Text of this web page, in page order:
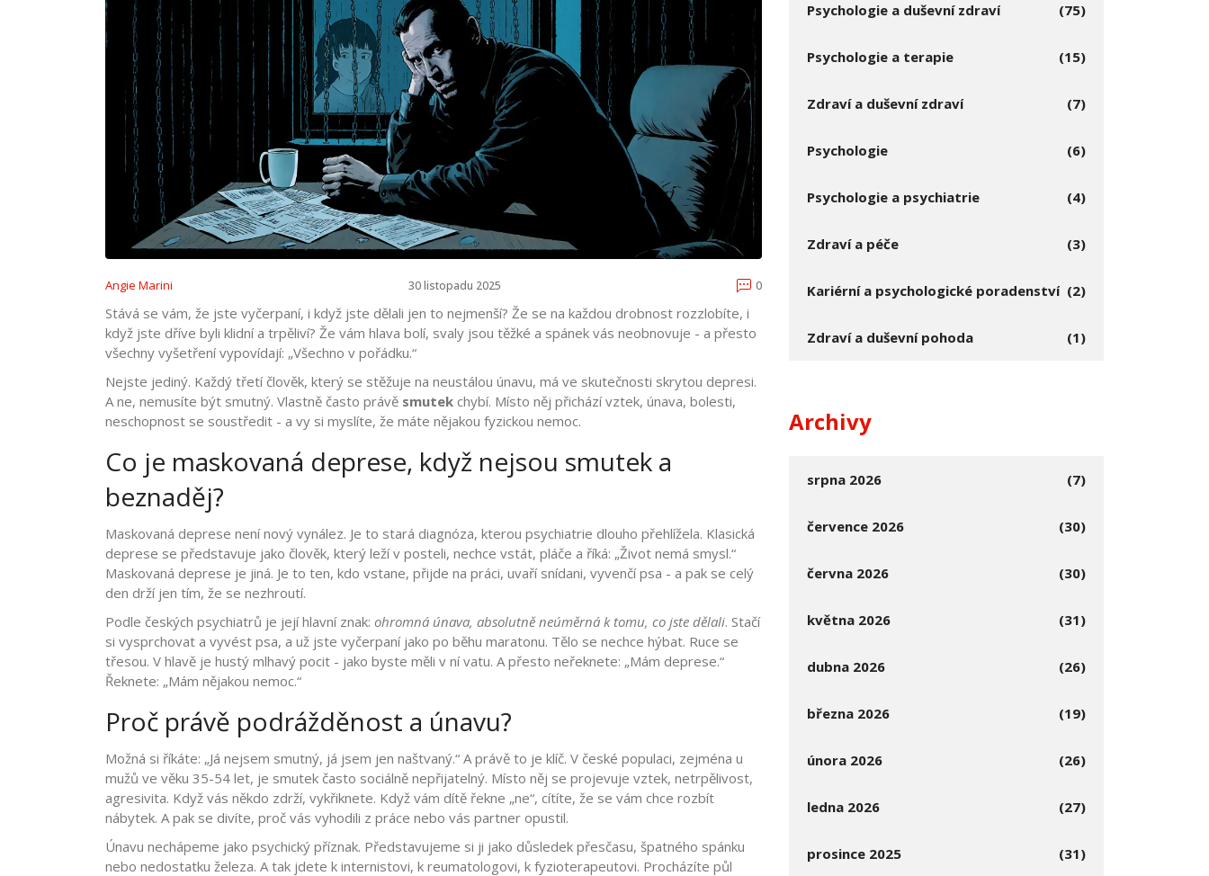
Angie Marini 30 listopadu 2025 0
Stává se vám, že jste vyčerpaní, i když jste dělali jen to nejmenší? Že se na každou drobnost rozzlobíte, i
když jste dříve byli klidní a trpěliví? Že vám hlava bolí, svaly jsou těžké a spánek vás neobnovuje - a přesto
všechny vyšetření vypovídají: „Všechno v pořádku.“
Nejste jediný. Každý třetí člověk, který se stěžuje na neustálou únavu, má ve skutečnosti skrytou depresi.
A ne, nemusíte být smutný. Vlastně často právě smutek chybí. Místo něj přichází vztek, únava, bolesti,
neschopnost se soustředit - a vy si myslíte, že máte nějakou fyzickou nemoc.
Co je maskovaná deprese, když nejsou smutek a
beznaděj?
Maskovaná deprese není nový vynález. Je to stará diagnóza, kterou psychiatrie dlouho přehlížela. Klasická
deprese se představuje jako člověk, který leží v posteli, nechce vstát, pláče a říká: „Život nemá smysl.“
Maskovaná deprese je jiná. Je to ten, kdo vstane, přijde na práci, uvaří snídani, vyvenčí psa - a pak se celý
den drží jen tím, že se nezhroutí.
Podle českých psychiatrů je její hlavní znak: ohromná únava, absolutně neúměrná k tomu, co jste dělali. Stačí
si vysprchovat a vyvést psa, a už jste vyčerpaní jako po běhu maratonu. Tělo se nechce hýbat. Ruce se
třesou. V hlavě je hustý mlhavý pocit - jako byste měli v ní vatu. A přesto neřeknete: „Mám deprese.“
Řeknete: „Mám nějakou nemoc.“
Proč právě podrážděnost a únavu?
Možná si říkáte: „Já nejsem smutný, já jsem jen naštvaný.“ A právě to je klíč. V české populaci, zejména u
mužů ve věku 35-54 let, je smutek často sociálně nepřijatelný. Místo něj se projevuje vztek, netrpělivost,
agresivita. Když vás někdo zdrží, vykřiknete. Když vám dítě řekne „ne“, cítíte, že se vám chce rozbít
nábytek. A pak se divíte, proč vás vyhodili z práce nebo vás partner opustil.
Únavu nechápeme jako psychický příznak. Představujeme si ji jako důsledek přesčasu, špatného spánku
nebo nedostatku železa. A tak jdete k internistovi, k reumatologovi, k fyzioterapeutovi. Procházíte půl
Psychologie a duševní zdraví (75)
Psychologie a terapie (15)
Zdraví a duševní zdraví (7)
Psychologie (6)
Psychologie a psychiatrie (4)
Zdraví a péče (3)
Kariérní a psychologické poradenství (2)
Zdraví a duševní pohoda (1)
Archivy
srpna 2026 (7)
července 2026 (30)
června 2026 (30)
května 2026 (31)
dubna 2026 (26)
března 2026 (19)
února 2026 (26)
ledna 2026 (27)
prosince 2025 (31)